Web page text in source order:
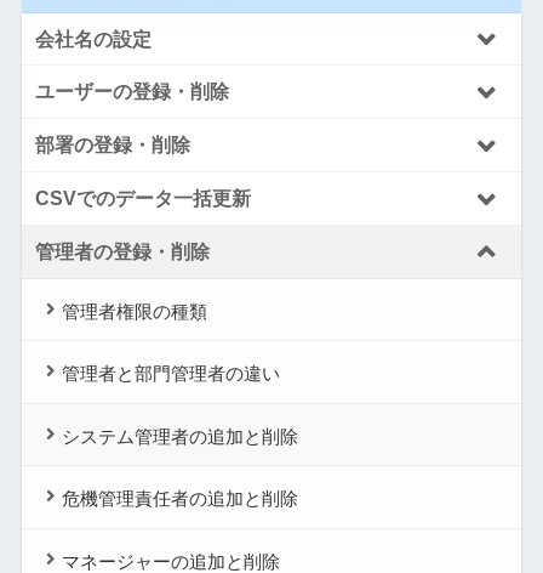
会社名の設定
ユーザーの登録・削除
部署の登録・削除
CSVでのデータ一括更新
管理者の登録・削除
管理者権限の種類
管理者と部門管理者の違い
システム管理者の追加と削除
危機管理責任者の追加と削除
マネージャーの追加と削除